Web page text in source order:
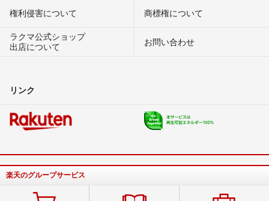
権利侵害について
商標権について
ラクマ公式ショップ
出店について
お問い合わせ
リンク
楽天のグループサービス